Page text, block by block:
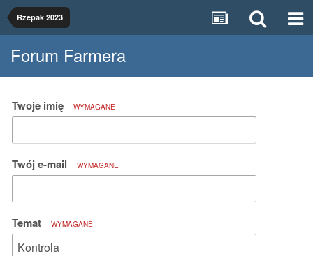
Rzepak 2023
Forum Farmera
Twoje imię WYMAGANE
Twój e-mail WYMAGANE
Temat WYMAGANE